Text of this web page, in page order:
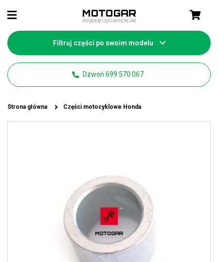
Filtruj części po swoim modelu
Dzwoń 699 570 067
Strona główna Części motocyklowe Honda